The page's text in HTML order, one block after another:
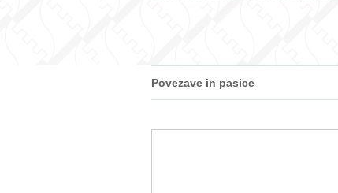
Povezave in pasice